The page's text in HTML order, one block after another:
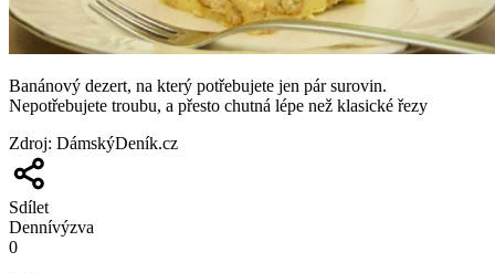
Banánový dezert, na který potřebujete jen pár surovin.
Nepotřebujete troubu, a přesto chutná lépe než klasické řezy
Zdroj: DámskýDeník.cz
Sdílet
Dennívýzva
0